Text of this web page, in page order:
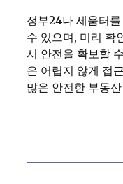
정부24나 세움터
수 있으며, 미리 확
시 안전을 확보할
은 어렵지 않게 접
많은 안전한 부동